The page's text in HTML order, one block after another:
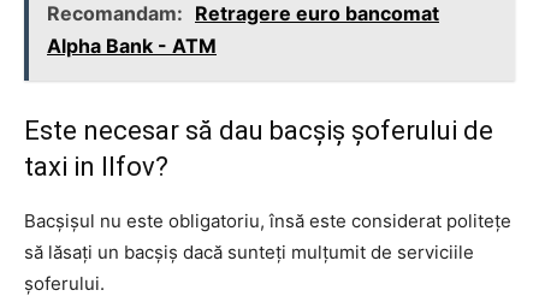
Recomandam: Retragere euro bancomat
Alpha Bank - ATM
Este necesar să dau bacșiș șoferului de
taxi in Ilfov?
Bacșișul nu este obligatoriu, însă este considerat politețe
să lăsați un bacșiș dacă sunteți mulțumit de serviciile
șoferului.